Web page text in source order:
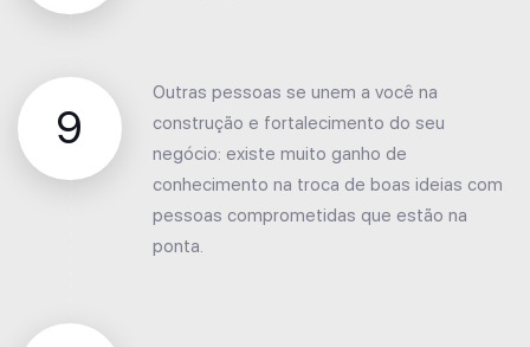
9
Outras pessoas se unem a você na
construção e fortalecimento do seu
negócio: existe muito ganho de
conhecimento na troca de boas ideias com
pessoas comprometidas que estão na
ponta.